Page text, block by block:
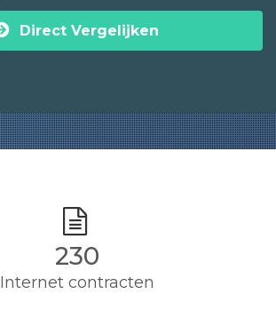
Direct Vergelijken
230
Internet contracten